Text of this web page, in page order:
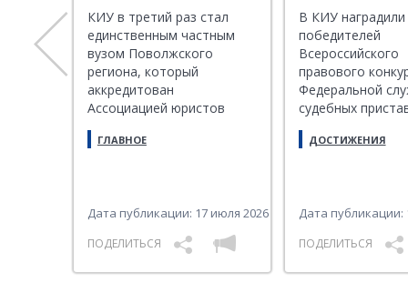
свои
Ассоциации юристов
России
КИУ в третий раз стал
единственным частным
вузом Поволжского
региона, который
аккредитован
Ассоциацией юристов
ГЛАВНОЕ
Дата публикации: 17 июля 2026
ПОДЕЛИТЬСЯ
В КИУ наградили
победителей
Всероссийского
правового
Федеральной
судебных
пристава
ДОСТИЖЕНИЯ
Дата публикации:
ПОДЕЛИТЬСЯ